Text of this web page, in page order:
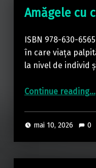
Amăgele cu
ISBN 978-630-
în care viața
la nivel de individ
Continue reading…
mai 10, 2026 0